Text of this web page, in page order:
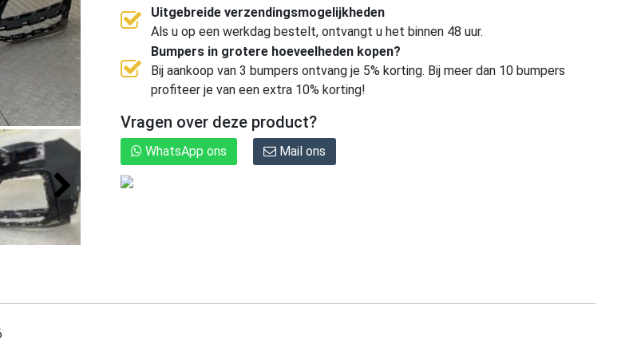
Uitgebreide verzendingsmogelijkheden
Als u op een werkdag bestelt, ontvangt u het binnen 48 uur.
Bumpers in grotere hoeveelheden kopen?
Bij aankoop van 3 bumpers ontvang je 5% korting. Bij meer dan 10 bumpers
profiteer je van een extra 10% korting!
Vragen over deze product?
WhatsApp ons Mail ons